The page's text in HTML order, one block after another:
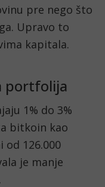
pre nego što
Upravo to
kapitala.
portfolija
1% do 3%
bitkoin kao
od 126.000
je manje